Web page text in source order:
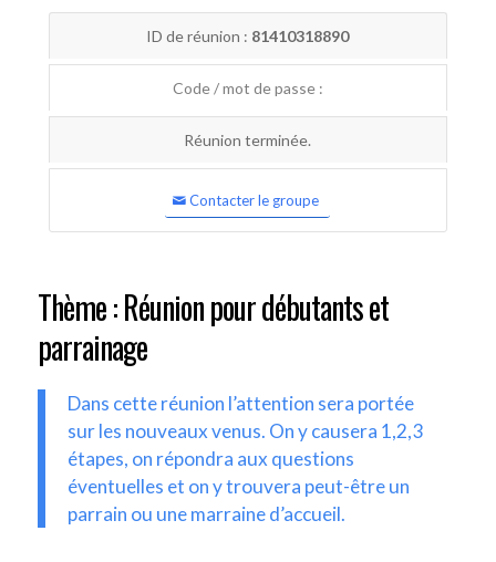
ID de réunion : 81410318890
Code / mot de passe :
Réunion terminée.
Contacter le groupe
Thème : Réunion pour débutants et
parrainage
Dans cette réunion l’attention sera portée
sur les nouveaux venus. On y causera 1,2,3
étapes, on répondra aux questions
éventuelles et on y trouvera peut-être un
parrain ou une marraine d’accueil.